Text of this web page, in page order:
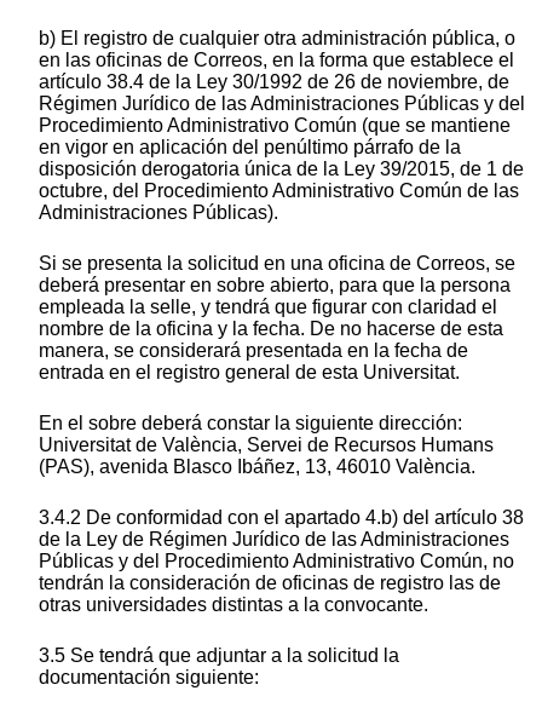
b) El registro de cualquier otra administración pública, o
en las oficinas de Correos, en la forma que establece el
artículo 38.4 de la Ley 30/1992 de 26 de noviembre, de
Régimen Jurídico de las Administraciones Públicas y del
Procedimiento Administrativo Común (que se mantiene
en vigor en aplicación del penúltimo párrafo de la
disposición derogatoria única de la Ley 39/2015, de 1 de
octubre, del Procedimiento Administrativo Común de las
Administraciones Públicas).
Si se presenta la solicitud en una oficina de Correos, se
deberá presentar en sobre abierto, para que la persona
empleada la selle, y tendrá que figurar con claridad el
nombre de la oficina y la fecha. De no hacerse de esta
manera, se considerará presentada en la fecha de
entrada en el registro general de esta Universitat.
En el sobre deberá constar la siguiente dirección:
Universitat de València, Servei de Recursos Humans
(PAS), avenida Blasco Ibáñez, 13, 46010 València.
3.4.2 De conformidad con el apartado 4.b) del artículo 38
de la Ley de Régimen Jurídico de las Administraciones
Públicas y del Procedimiento Administrativo Común, no
tendrán la consideración de oficinas de registro las de
otras universidades distintas a la convocante.
3.5 Se tendrá que adjuntar a la solicitud la
documentación siguiente: